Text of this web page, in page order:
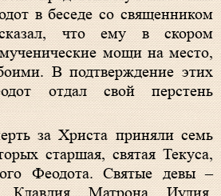
в беседе со священником
что ему в скором
мощи на место,
В подтверждение этих
отдал свой перстень
за Христа приняли семь
старшая, святая Текуса,
Феодота. Святые девы –